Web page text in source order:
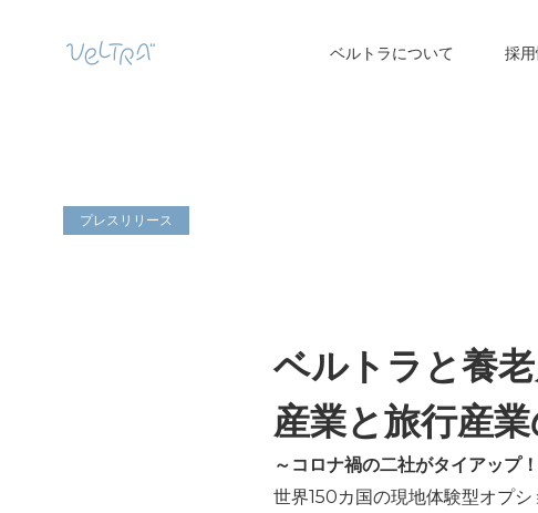
ベルトラについて 採
プレスリリース
ベルトラと養
産業と旅行産
～コロナ禍の二社がタイアップ
世界150カ国の現地体験型オプ